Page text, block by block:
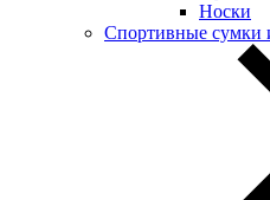
Носки
Спортивные сумки